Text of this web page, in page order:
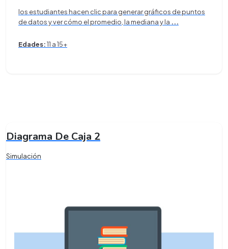
los estudiantes hacen clic para generar gráficos de puntos
de datos y ver cómo el promedio, la mediana y la ...
Edades:11 a 15+
Diagrama De Caja 2
Simulación